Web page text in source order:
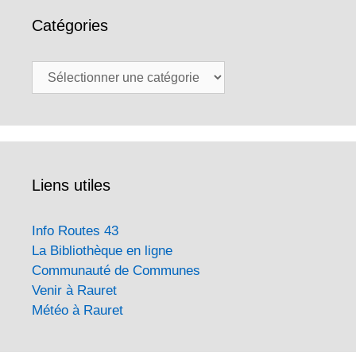
Catégories
Catégories
Liens utiles
Info Routes 43
La Bibliothèque en ligne
Communauté de Communes
Venir à Rauret
Météo à Rauret